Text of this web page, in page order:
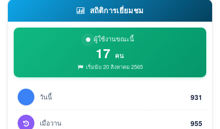
สถิติการเยี่ยมชม
ผู้ใช้งานขณะนี้
17 คน
เริ่มนับ 20 สิงหาคม 2565
วันนี้ 931
เมื่อวาน 955